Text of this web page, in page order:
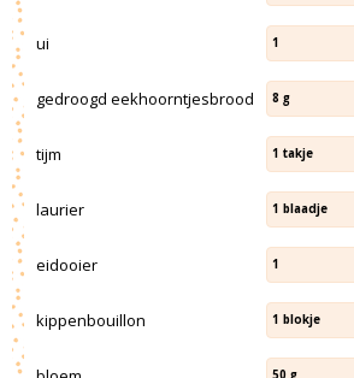
ui 1
gedroogd eekhoorntjesbrood 8 g
tijm 1 takje
laurier 1 blaadje
eidooier 1
kippenbouillon 1 blokje